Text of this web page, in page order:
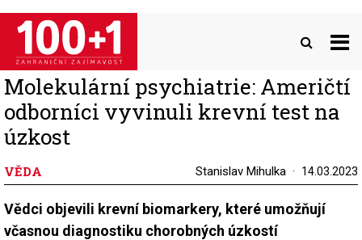
Přejít
hlavnímu
obsahu
Molekulární psychiatrie: Američtí
odborníci vyvinuli krevní test na
úzkost
VĚDA Stanislav Mihulka 14.03.2023
Vědci objevili krevní biomarkery, které umožňují
včasnou diagnostiku chorobných úzkostí